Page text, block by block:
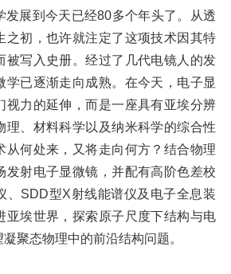
展到今天已经80多个年头了。从透
之初，也许就注定了这项技术因其特
被写入史册。经过了几代电镜人的发
学已逐渐走向成熟。在今天，电子显
视力的延伸，而是一座具有亚埃分辨
理、材料科学以及纳米科学的综合性
从何处来，又将走向何方？结合物理
发射电子显微镜，并配有高阶色差校
、SDD型X射线能谱仪及电子全息装
亚埃世界，探索原子尺度下结构与电
聚态物理中的前沿结构问题。